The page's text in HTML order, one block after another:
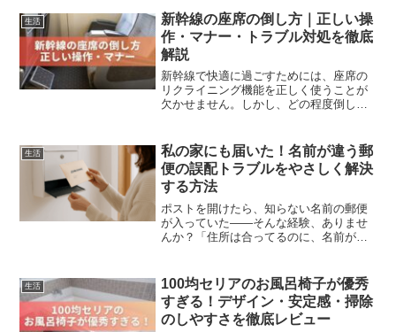
凍保存の3つの方法を知っておくだけで、
ぐっと使いやすくなる万能野...
生活
新幹線の座席の倒し方｜正しい操
作・マナー・トラブル対処を徹底
解説
新幹線で快適に過ごすためには、座席の
リクライニング機能を正しく使うことが
欠かせません。しかし、どの程度倒して
この記事では、「新幹線 座席 倒し方」を
テーマに、正しい操作...
生活
私の家にも届いた！名前が違う郵
便の誤配トラブルをやさしく解決
する方法
ポストを開けたら、知らない名前の郵便
が入っていた——そんな経験、ありませ
んか？「住所は合ってるのに、名前が違
当然です。実はこの“誤配郵便”は、誰の身
にも起こりうる身近な...
生活
100均セリアのお風呂椅子が優秀
すぎる！デザイン・安定感・掃除
のしやすさを徹底レビュー